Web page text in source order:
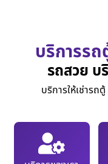
บริการร
รถสวย บ
บริการให้เช่าร